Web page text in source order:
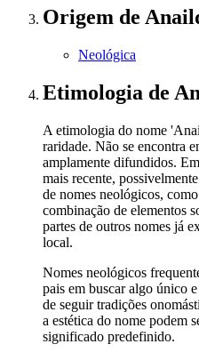
Origem de
Neológica
Etimologia de
A etimologia do nome
raridade. Não se encontra
amplamente difundidos.
mais recente,
de nomes neológicos,
combinação de elementos
partes de outros nomes já
local.
Nomes neológicos
pais em buscar algo único
de seguir tradições
a estética do nome podem
significado predefinido.